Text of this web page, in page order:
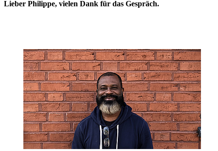
Lieber Philippe, vielen Dank für das Gespräch.